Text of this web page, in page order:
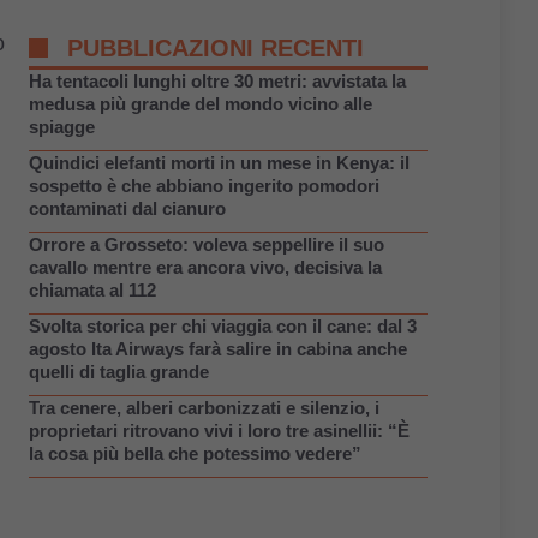
PUBBLICAZIONI RECENTI
Ha tentacoli lunghi oltre 30 metri: avvistata la
medusa più grande del mondo vicino alle
spiagge
Quindici elefanti morti in un mese in Kenya: il
sospetto è che abbiano ingerito pomodori
contaminati dal cianuro
Orrore a Grosseto: voleva seppellire il suo
cavallo mentre era ancora vivo, decisiva la
chiamata al 112
Svolta storica per chi viaggia con il cane: dal 3
agosto Ita Airways farà salire in cabina anche
quelli di taglia grande
Tra cenere, alberi carbonizzati e silenzio, i
proprietari ritrovano vivi i loro tre asinellii: “È
la cosa più bella che potessimo vedere”